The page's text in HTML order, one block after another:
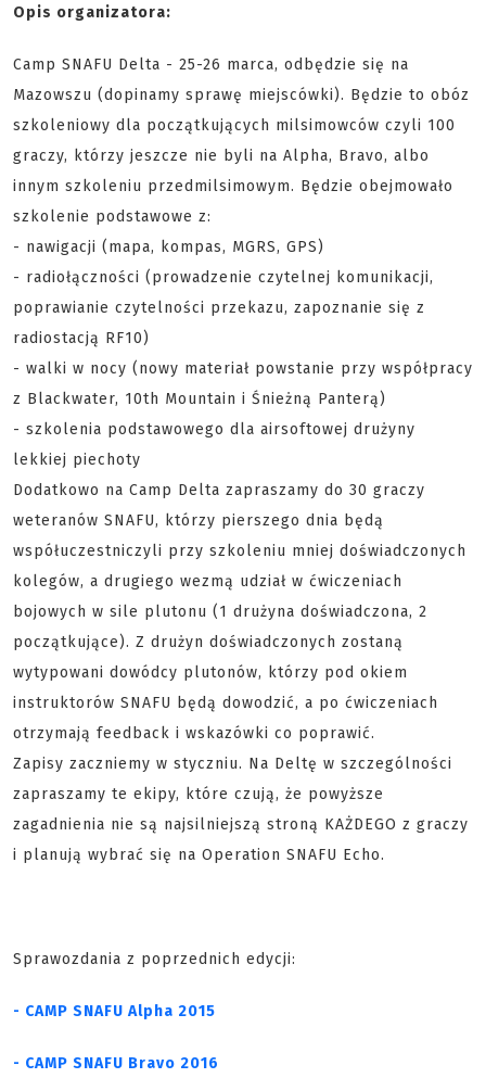
Opis organizatora:
Camp SNAFU Delta - 25-26 marca, odbędzie się na
Mazowszu (dopinamy sprawę miejscówki). Będzie to obóz
szkoleniowy dla początkujących milsimowców czyli 100
graczy, którzy jeszcze nie byli na Alpha, Bravo, albo
innym szkoleniu przedmilsimowym. Będzie obejmowało
szkolenie podstawowe z:
- nawigacji (mapa, kompas, MGRS, GPS)
- radiołączności (prowadzenie czytelnej komunikacji,
poprawianie czytelności przekazu, zapoznanie się z
radiostacją RF10)
- walki w nocy (nowy materiał powstanie przy współpracy
z Blackwater, 10th Mountain i Śnieżną Panterą)
- szkolenia podstawowego dla airsoftowej drużyny
lekkiej piechoty
Dodatkowo na Camp Delta zapraszamy do 30 graczy
weteranów SNAFU, którzy pierszego dnia będą
współuczestniczyli przy szkoleniu mniej doświadczonych
kolegów, a drugiego wezmą udział w ćwiczeniach
bojowych w sile plutonu (1 drużyna doświadczona, 2
początkujące). Z drużyn doświadczonych zostaną
wytypowani dowódcy plutonów, którzy pod okiem
instruktorów SNAFU będą dowodzić, a po ćwiczeniach
otrzymają feedback i wskazówki co poprawić.
Zapisy zaczniemy w styczniu. Na Deltę w szczególności
zapraszamy te ekipy, które czują, że powyższe
zagadnienia nie są najsilniejszą stroną KAŻDEGO z graczy
i planują wybrać się na Operation SNAFU Echo.
Sprawozdania z poprzednich edycji:
- CAMP SNAFU Alpha 2015
- CAMP SNAFU Bravo 2016